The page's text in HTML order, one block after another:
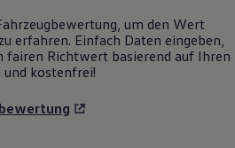
um den Wert
erfahren. Einfach Daten eingeben,
Richtwert basierend auf Ihren
und kostenfrei!